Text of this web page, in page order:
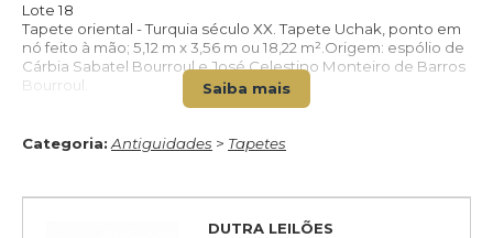
Lote 18
Tapete oriental - Turquia século XX. Tapete Uchak, ponto em
nó feito à mão; 5,12 m x 3,56 m ou 18,22 m².Origem: espólio de
Cárbia Sabatel Bourroul e José Celestino Monteiro de Barros
Bourroul.
Saiba mais
Categoria: Antiguidades > Tapetes
DUTRA LEILÕES